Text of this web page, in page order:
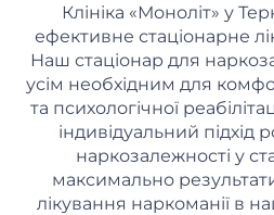
Клініка «Моноліт» у
ефективне стаціонарне
Наш стаціонар для
усім необхідним для
та психологічної
індивідуальний підхід
наркозалежності у
максимально
лікування наркоманії в